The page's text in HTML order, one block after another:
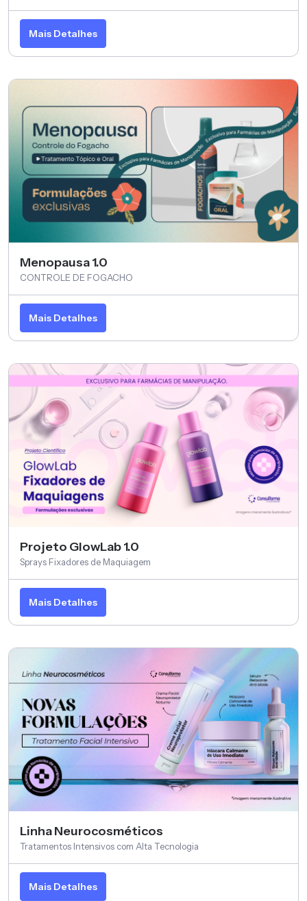
Mais Detalhes
Menopausa 1.0
CONTROLE DE FOGACHO
Mais Detalhes
Projeto GlowLab 1.0
Sprays Fixadores de Maquiagem
Mais Detalhes
Linha Neurocosméticos
Tratamentos Intensivos com Alta Tecnologia
Mais Detalhes